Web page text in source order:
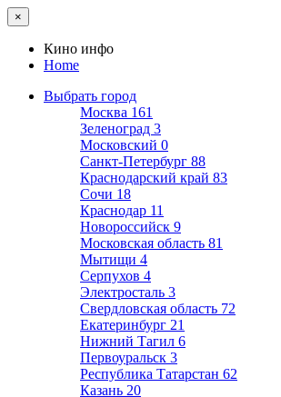
×
Кино инфо
Home
Выбрать город
Москва 161
Зеленоград 3
Московский 0
Санкт-Петербург 88
Краснодарский край 83
Сочи 18
Краснодар 11
Новороссийск 9
Московская область 81
Мытищи 4
Серпухов 4
Электросталь 3
Свердловская область 72
Екатеринбург 21
Нижний Тагил 6
Первоуральск 3
Республика Татарстан 62
Казань 20